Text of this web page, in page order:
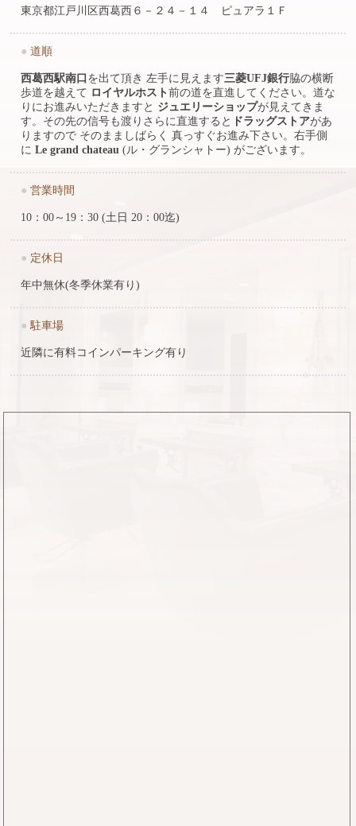
東京都江戸川区西葛西６－２４－１４ ピュアラ１Ｆ
● 道順
西葛西駅南口 を出て頂き 左手に見えます三菱UFJ銀行脇の横断
歩道を越えて ロイヤルホスト 前の道を直進してください。道な
りにお進みいただきますと ジュエリーショップが見えてきま
す。その先の信号も渡りさらに直進すると ドラッグストアがあ
りますので そのまましばらく 真っすぐお進み下さい。右手側
に Le grand chateau (ル・グランシャトー) がございます。
● 営業時間
10：00～19：30 (土日 20：00迄)
● 定休日
年中無休(冬季休業有り)
● 駐車場
近隣に有料コインパーキング有り